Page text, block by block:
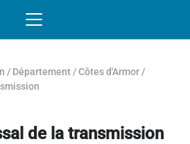
/ Département /Côtes d'Armor /
de la transmission